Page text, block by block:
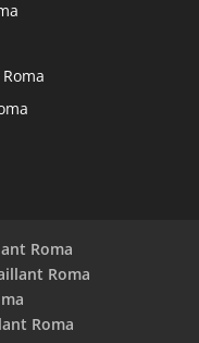
Roma
Roma
Roma